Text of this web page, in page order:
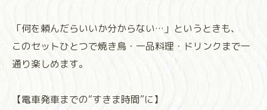
「何を頼んだらいいか分からない…」というときも、
このセットひとつで焼き鳥・一品料理・ドリンクまで一
通り楽しめます。
【電車発車までの“すきま時間”に】